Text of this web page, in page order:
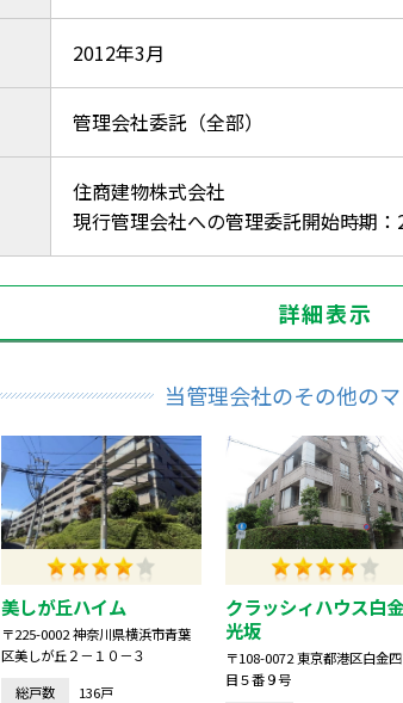
2012年3月
管理会社委託（全部）
住商建物株式会社
現行管理会社への管理委託開始時期：
詳細表示
当管理会社のその他の
美しが丘ハイム
〒225-0002 神奈川県横浜市青葉
区美しが丘２－１０－３
総戸数
136戸
クラッシィハウス白
光坂
〒108-0072 東京都港区白金
目５番９号